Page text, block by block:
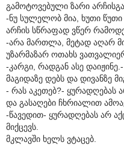
გამოტოვებული ზარი
-ნუ სულელობ მია, ხუთი
არჩის სწრაფად ვწერ
-არა მართლა, მეტად აღარ
უზარმაზარ ოთახს
-კარგი, რადგან ასე
მაგიდაზე დებს და დივანზე
- რას აკეთებ?- ყურადღებას
და გასაღები ჩხრიალით
-წავედით- ყურადღებას არ
მიქცევს.
მკლავში ხელს ვტაცებ.